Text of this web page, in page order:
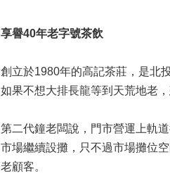
享譽40年老字號茶飲
創立於1980年的高記茶莊，是北
如果不想大排長龍等到天荒地老
第二代鐘老闆說，門市營運上軌
市場繼續設攤，只不過市場攤位
老顧客。